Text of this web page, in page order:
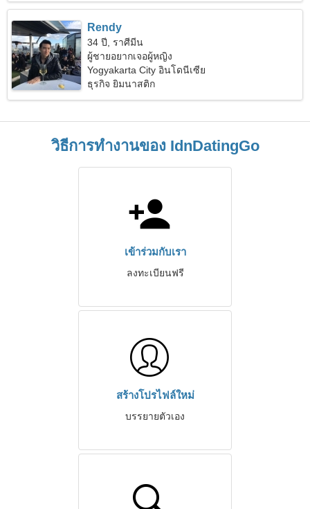
Rendy
34 ปี, ราศีมีน
ผู้ชายอยากเจอผู้หญิง
Yogyakarta City อินโดนีเซีย
ธุรกิจ ยิมนาสติก
วิธีการทำงานของ IdnDatingGo
เข้าร่วมกับเรา
ลงทะเบียนฟรี
สร้างโปรไฟล์ใหม่
บรรยายตัวเอง